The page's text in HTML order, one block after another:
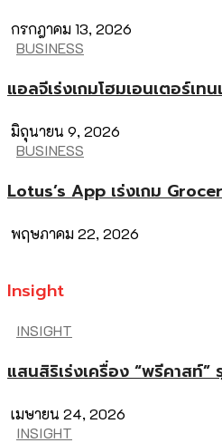
กรกฎาคม 13, 2026
BUSINESS
แอลจีเร่งเกมโฮมเอนเตอร์เท
มิถุนายน 9, 2026
BUSINESS
Lotus’s App เร่งเกม
พฤษภาคม 22, 2026
Insight
INSIGHT
แสนสิริเร่งเครื่อง “พรีคาสท์”
เมษายน 24, 2026
INSIGHT